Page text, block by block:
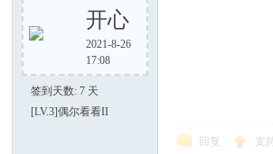
us
开心
2021-8-26
17:08
签到天数: 7 天
[LV.3]偶尔看看II
回复 支